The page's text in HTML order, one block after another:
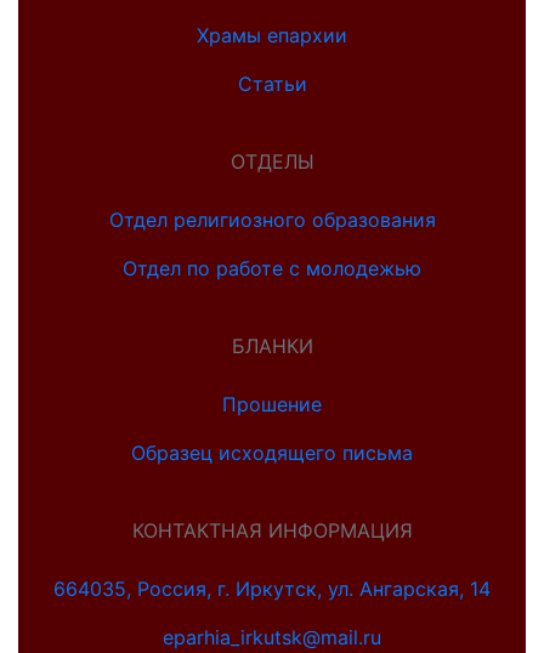
Храмы епархии
Статьи
ОТДЕЛЫ
Отдел религиозного образования
Отдел по работе с молодежью
БЛАНКИ
Прошение
Образец исходящего письма
КОНТАКТНАЯ ИНФОРМАЦИЯ
664035, Россия, г. Иркутск, ул. Ангарская, 14
eparhia_irkutsk@mail.ru